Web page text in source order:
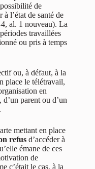
de
l’état de santé de
al. 1 nouveau). La
travaillées
ou pris à temps
ou, à défaut, à la
place le télétravail,
en
parent ou d’un
mettant en place
refus d’accéder à
émane de ces
de
c’était le cas, à la